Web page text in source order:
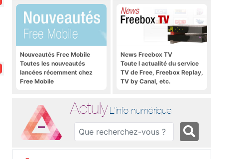
Nouveautés Free Mobile
Toutes les nouveautés
lancées récemment chez
Free Mobile
News Freebox TV
Toute l actualité du service
TV de Free, Freebox Replay,
TV by Canal, etc.
Actuly L'info numérique